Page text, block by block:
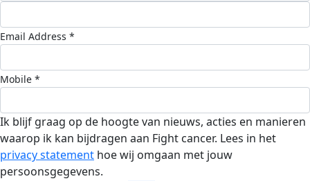
Email Address *
Mobile *
Ik blijf graag op de hoogte van nieuws, acties en manieren
waarop ik kan bijdragen aan Fight cancer. Lees in het
privacy statement hoe wij omgaan met jouw
persoonsgegevens.